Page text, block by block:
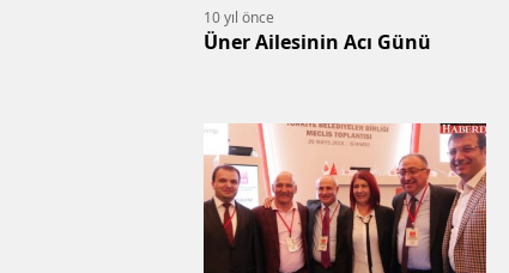
10 yıl önce
Üner Ailesinin Acı Günü